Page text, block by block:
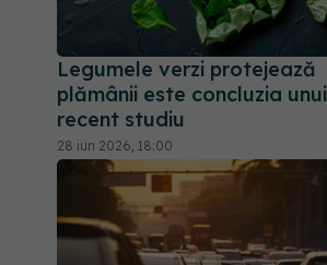
Legumele verzi protejează
plămânii este concluzia unui
recent studiu
28 iun 2026, 18:00